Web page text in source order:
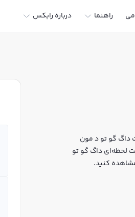
راهنما درباره رابکس
تتر است. تغییرات قیمت داگ گو تو د مون
شما می‌توانید قیمت لحظه‌ای داگ گو تو
کنید.